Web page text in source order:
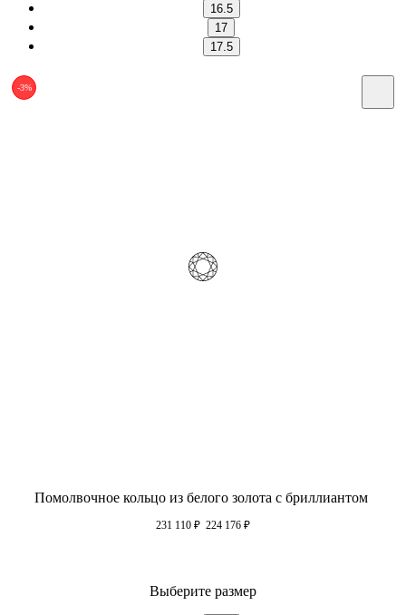
16.5
17
17.5
-3%
Помолвочное кольцо из белого золота с бриллиантом
231 110 ₽ 224 176 ₽
Выберите размер